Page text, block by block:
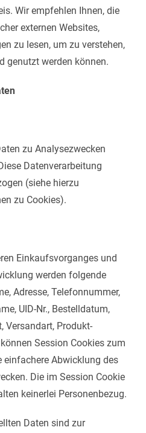
Wir empfehlen Ihnen, die
externen Websites,
zu lesen, um zu verstehen,
genutzt werden können.
zu Analysezwecken
Datenverarbeitung
(siehe hierzu
zu Cookies).
Einkaufsvorganges und
werden folgende
Adresse, Telefonnummer,
UID-Nr., Bestelldatum,
Versandart, Produkt-
Session Cookies zum
einfachere Abwicklung des
Die im Session Cookie
keinerlei Personenbezug.
Daten sind zur